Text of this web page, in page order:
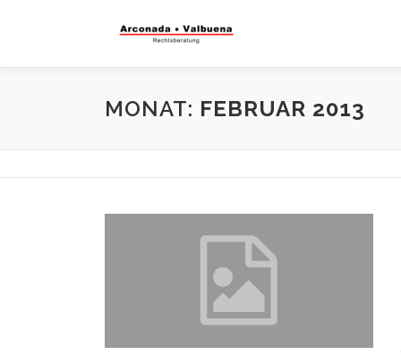
MONAT: FEBRUAR 2013